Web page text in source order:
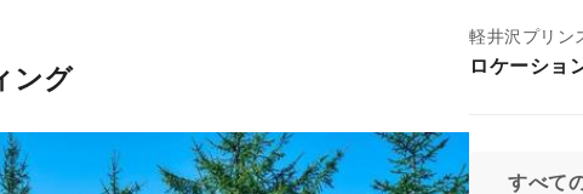
ング
軽井沢プリ
ロケーショ
すべて